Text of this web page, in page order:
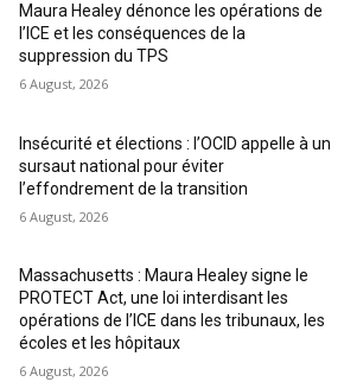
Maura Healey dénonce les opérations de
l’ICE et les conséquences de la
suppression du TPS
6 August, 2026
Insécurité et élections : l’OCID appelle à un
sursaut national pour éviter
l’effondrement de la transition
6 August, 2026
Massachusetts : Maura Healey signe le
PROTECT Act, une loi interdisant les
opérations de l’ICE dans les tribunaux, les
écoles et les hôpitaux
6 August, 2026